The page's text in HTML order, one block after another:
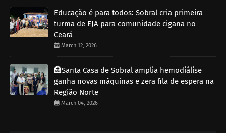
Educação é para todos: Sobral cria primeira
turma de EJA para comunidade cigana no
Ceará
March 12, 2026
🏥Santa Casa de Sobral amplia hemodiálise
ganha novas máquinas e zera fila de espera na
Região Norte
March 04, 2026